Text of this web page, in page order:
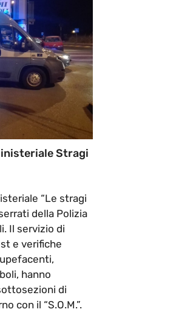
Stragi
“Le stragi
della Polizia
Il servizio di
e verifiche
hanno
di
con il “S.O.M.”.